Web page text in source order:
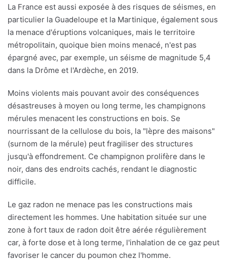
La France est aussi exposée à des risques de séismes, en
particulier la Guadeloupe et la Martinique, également sous
la menace d'éruptions volcaniques, mais le territoire
métropolitain, quoique bien moins menacé, n'est pas
épargné avec, par exemple, un séisme de magnitude 5,4
dans la Drôme et l'Ardèche, en 2019.
Moins violents mais pouvant avoir des conséquences
désastreuses à moyen ou long terme, les champignons
mérules menacent les constructions en bois. Se
nourrissant de la cellulose du bois, la "lèpre des maisons"
(surnom de la mérule) peut fragiliser des structures
jusqu'à effondrement. Ce champignon prolifère dans le
noir, dans des endroits cachés, rendant le diagnostic
difficile.
Le gaz radon ne menace pas les constructions mais
directement les hommes. Une habitation située sur une
zone à fort taux de radon doit être aérée régulièrement
car, à forte dose et à long terme, l'inhalation de ce gaz peut
favoriser le cancer du poumon chez l'homme.